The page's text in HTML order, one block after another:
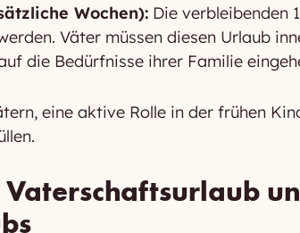
Wochen): Die verbleibenden
Väter müssen diesen Urlaub
die Bedürfnisse ihrer Familie
eine aktive Rolle in der frühen